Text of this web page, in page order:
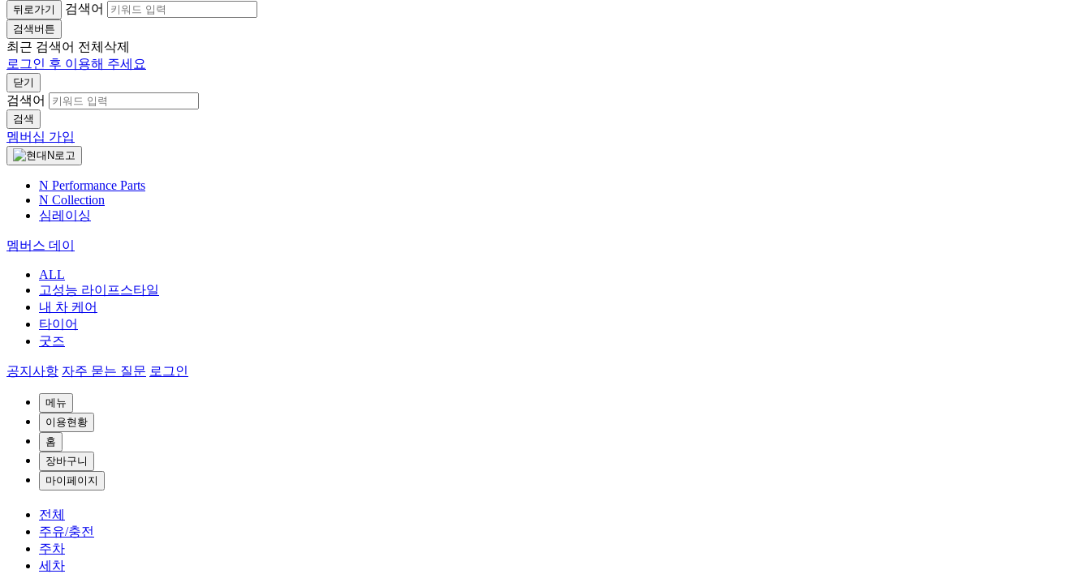
뒤로가기 검색어
검색버튼
최근 검색어 전체삭제
로그인 후 이용해 주세요
닫기
검색어
검색
멤버십 가입
N Performance Parts
N Collection
심레이싱
멤버스 데이
ALL
고성능 라이프스타일
내 차 케어
타이어
굿즈
공지사항 자주 묻는 질문 로그인
메뉴
이용현황
홈
장바구니
마이페이지
전체
주유/충전
주차
세차